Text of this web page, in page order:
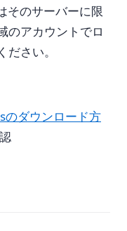
そのサーバーに限
のアカウントでロ
さい。
ダウンロード方